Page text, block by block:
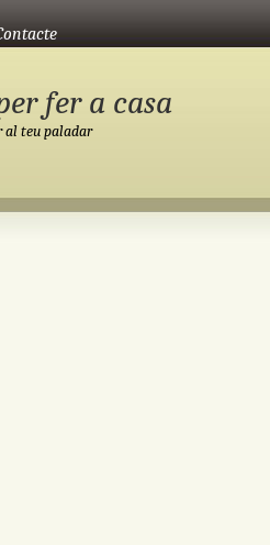
fer a casa
al teu paladar